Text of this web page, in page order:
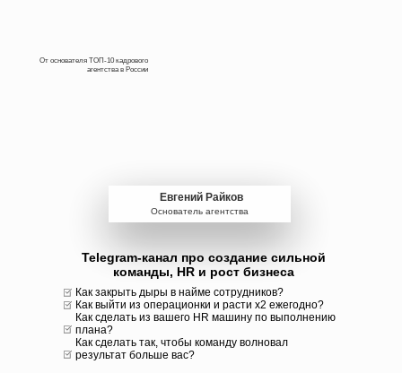
Евгений Райков
Основатель агентства
Telegram-канал про создание сильной
команды, HR и рост бизнеса
Как закрыть дыры в найме сотрудников?
Как выйти из операционки и расти х2 ежегодно?
Как сделать из вашего HR машину по выполнению
плана?
Как сделать так, чтобы команду волновал
результат больше вас?
От основателя ТОП-10 кадрового
агентства в России